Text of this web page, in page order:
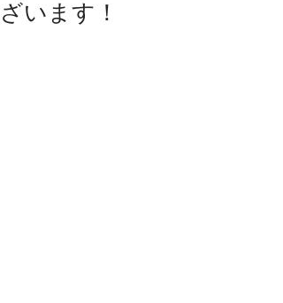
ざいます！